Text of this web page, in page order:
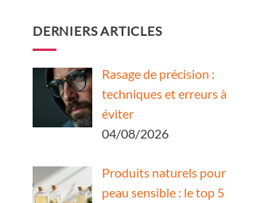
DERNIERS ARTICLES
Rasage de précision :
techniques et erreurs à
éviter
04/08/2026
Produits naturels pour
peau sensible : le top 5